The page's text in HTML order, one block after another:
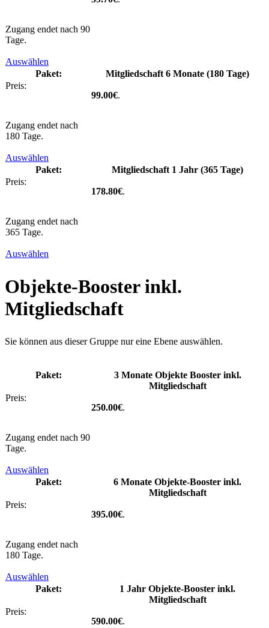
Zugang endet nach 90
Tage.
Auswählen
Mitgliedschaft 6 Monate (180 Tage)
99.00€.
Zugang endet nach
180 Tage.
Auswählen
Mitgliedschaft 1 Jahr (365 Tage)
178.80€.
Zugang endet nach
365 Tage.
Auswählen
Objekte-Booster inkl.
Mitgliedschaft
Sie können aus dieser Gruppe nur eine Ebene auswählen.
3 Monate Objekte Booster inkl.
Mitgliedschaft
250.00€.
Zugang endet nach 90
Tage.
Auswählen
6 Monate Objekte-Booster inkl.
Mitgliedschaft
395.00€.
Zugang endet nach
180 Tage.
Auswählen
1 Jahr Objekte-Booster inkl.
Mitgliedschaft
590.00€.